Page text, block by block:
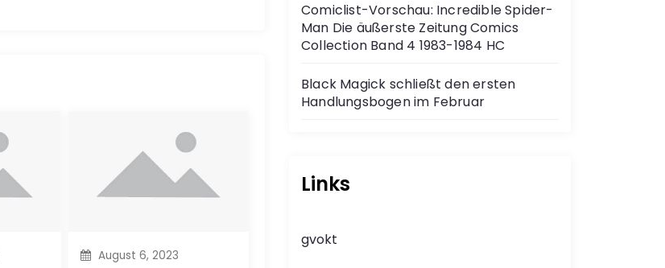
August 6, 2023
Comiclist-Vorschau: Incredible Spider-
Man Die äußerste Zeitung Comics
Collection Band 4 1983-1984 HC
Black Magick schließt den ersten
Handlungsbogen im Februar
Links
gvokt